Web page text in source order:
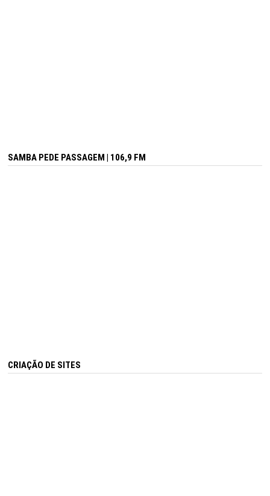
SAMBA PEDE PASSAGEM | 106,9 FM
CRIAÇÃO DE SITES